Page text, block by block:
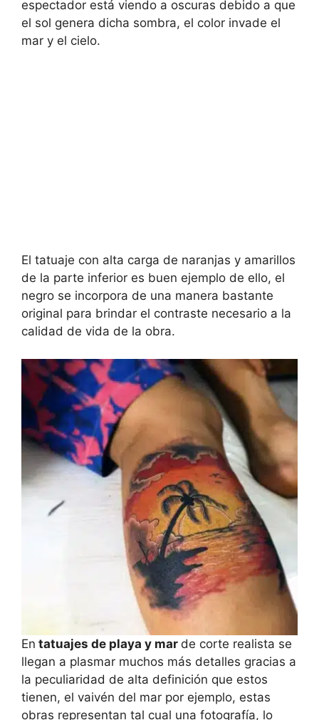
espectador está viendo a oscuras debido a que
el sol genera dicha sombra, el color invade el
mar y el cielo.
El tatuaje con alta carga de naranjas y amarillos
de la parte inferior es buen ejemplo de ello, el
negro se incorpora de una manera bastante
original para brindar el contraste necesario a la
calidad de vida de la obra.
En tatuajes de playa y mar de corte realista se
llegan a plasmar muchos más detalles gracias a
la peculiaridad de alta definición que estos
tienen, el vaivén del mar por ejemplo, estas
obras representan tal cual una fotografía, lo